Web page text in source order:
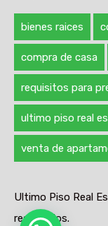
bienes raices
compra de casa
requisitos para
ultimo piso real
venta de
Ultimo Piso Real
reservados.